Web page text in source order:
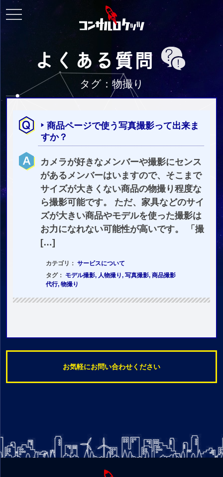
toggle
navigation
タグ：物撮り
商品ページで使う写真撮影って出来ま
すか？
カメラが好きなメンバーや撮影にセンス
があるメンバーはいますので、そこまで
サイズが大きくない商品の物撮り程度な
ら撮影可能です。 ただ、家具などのサイ
ズが大きい商品やモデルを使った撮影は
お力になれない可能性が高いです。 「撮
[…]
カテゴリ： サービスについて
タグ： モデル撮影, 人物撮り, 写真撮影, 商品撮影
代行, 物撮り
お気軽にお問い合わせください